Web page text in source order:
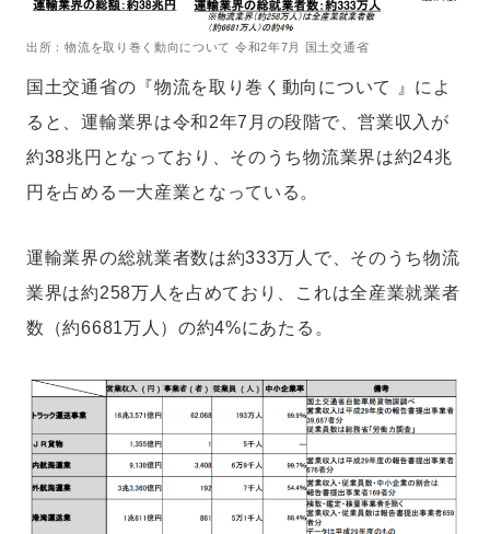
出所：物流を取り巻く動向について 令和2年7月 国土交通省
国土交通省の『物流を取り巻く動向について 』によ
ると、運輸業界は令和2年7月の段階で、営業収入が
約38兆円となっており、そのうち物流業界は約24兆
円を占める一大産業となっている。
運輸業界の総就業者数は約333万人で、そのうち物流
業界は約258万人を占めており、これは全産業就業者
数（約6681万人）の約4%にあたる。